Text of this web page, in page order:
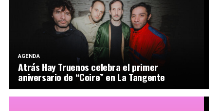
AGENDA
Atrás Hay Truenos celebra el primer
aniversario de “Coire” en La Tangente